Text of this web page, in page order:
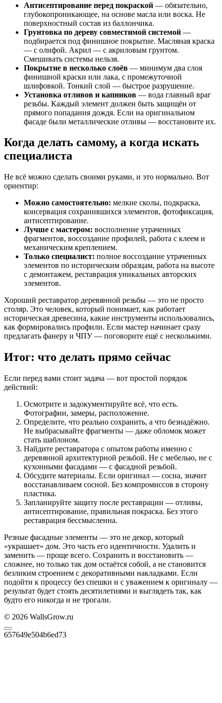
Антисептирование перед покраской — обязательно,
глубокопроникающее, на основе масла или воска. Не
поверхностный состав из баллончика.
Грунтовка по дереву совместимой системой —
подбирается под финишное покрытие. Масляная краска
— с олифой. Акрил — с акриловым грунтом.
Смешивать системы нельзя.
Покрытие в несколько слоёв — минимум два слоя
финишной краски или лака, с промежуточной
шлифовкой. Тонкий слой — быстрое разрушение.
Установка отливов и капников — вода главный враг
резьбы. Каждый элемент должен быть защищён от
прямого попадания дождя. Если на оригинальном
фасаде были металлические отливы — восстановите их.
Когда делать самому, а когда искать
специалиста
Не всё можно сделать своими руками, и это нормально. Вот
ориентир:
Можно самостоятельно: мелкие сколы, подкраска,
консервация сохранившихся элементов, фотофиксация,
антисептирование.
Лучше с мастером: восполнение утраченных
фрагментов, воссоздание профилей, работа с клеем и
механическим креплением.
Только специалист: полное воссоздание утраченных
элементов по историческим образцам, работа на высоте
с демонтажем, реставрация уникальных авторских
элементов.
Хороший реставратор деревянной резьбы — это не просто
столяр. Это человек, который понимает, как работает
историческая древесина, какие инструменты использовались,
как формировались профили. Если мастер начинает сразу
предлагать фанеру и ЧПУ — поговорите ещё с несколькими.
Итог: что делать прямо сейчас
Если перед вами стоит задача — вот простой порядок
действий:
Осмотрите и задокументируйте всё, что есть.
Фотографии, замеры, расположение.
Определите, что реально сохранить, а что безнадёжно.
Не выбрасывайте фрагменты — даже обломок может
стать шаблоном.
Найдите реставратора с опытом работы именно с
деревянной архитектурной резьбой. Не с мебелью, не с
кухонными фасадами — с фасадной резьбой.
Обсудите материалы. Если оригинал — сосна, значит
восстанавливаем сосной. Без компромиссов в сторону
пластика.
Запланируйте защиту после реставрации — отливы,
антисептирование, правильная покраска. Без этого
реставрация бессмысленна.
Резные фасадные элементы — это не декор, который
«украшает» дом. Это часть его идентичности. Удалить и
заменить — проще всего. Сохранить и восстановить —
сложнее, но только так дом остаётся собой, а не становится
безликим строением с декоративными накладками. Если
подойти к процессу без спешки и с уважением к оригиналу —
результат будет стоять десятилетиями и выглядеть так, как
будто его никогда и не трогали.
© 2026 WallsGrow.ru
657649e504b6ed73